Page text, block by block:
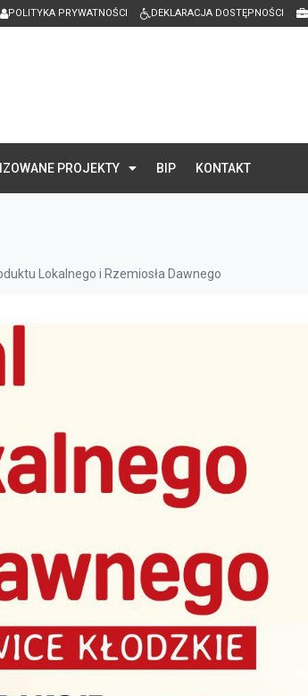
POLITYKA PRYWATNOŚCI DEKLARACJA DOSTĘPNOŚCI
PROJEKTY BIP KONTAKT
Lokalnego i Rzemiosła Dawnego